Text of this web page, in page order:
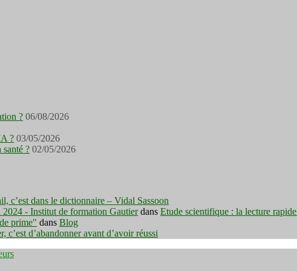
? 06/08/2026
? 03/05/2026
? 02/05/2026
c’est dans le dictionnaire – Vidal Sassoon
- Institut de formation Gautierdans Etude scientifique : la lecture
prime" dans Blog
c’est d’abandonner avant d’avoir réussi